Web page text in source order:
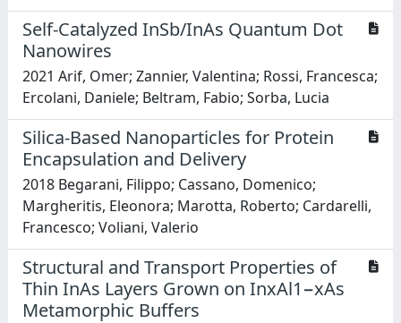
Self-Catalyzed InSb/InAs Quantum Dot
Nanowires
2021 Arif, Omer; Zannier, Valentina; Rossi, Francesca;
Ercolani, Daniele; Beltram, Fabio; Sorba, Lucia
Silica-Based Nanoparticles for Protein
Encapsulation and Delivery
2018 Begarani, Filippo; Cassano, Domenico;
Margheritis, Eleonora; Marotta, Roberto; Cardarelli,
Francesco; Voliani, Valerio
Structural and Transport Properties of
Thin InAs Layers Grown on InxAl1−xAs
Metamorphic Buffers